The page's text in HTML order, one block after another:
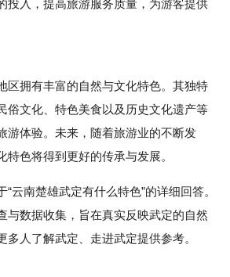
投入，提高旅游服务质量，为游客提供
拥有丰富的自然与文化特色。其独特
俗文化、特色美食以及历史文化遗产等
游体验。未来，随着旅游业的不断发
特色将得到更好的传承与发展。
“云南楚雄武定有什么特色”的详细回答。
与数据收集，旨在真实反映武定的自然
多人了解武定、走进武定提供参考。